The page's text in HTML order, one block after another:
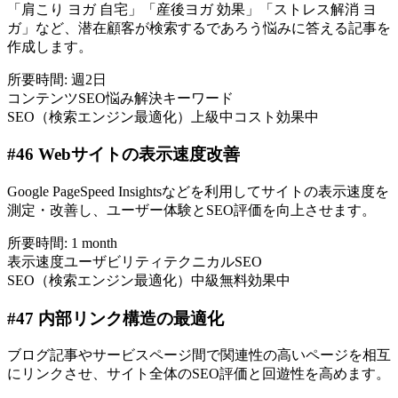
「肩こり ヨガ 自宅」「産後ヨガ 効果」「ストレス解消 ヨ
ガ」など、潜在顧客が検索するであろう悩みに答える記事を
作成します。
所要時間: 週2日
コンテンツSEO悩み解決キーワード
SEO（検索エンジン最適化）
上級中コスト 効果中
#46 Webサイトの表示速度改善
Google PageSpeed Insightsなどを利用してサイトの表示速度を
測定・改善し、ユーザー体験とSEO評価を向上させます。
所要時間: 1 month
表示速度ユーザビリティ テクニカルSEO
SEO（検索エンジン最適化） 中級無料効果中
#47 内部リンク構造の最適化
ブログ記事やサービスページ間で関連性の高いページを相互
にリンクさせ、サイト全体のSEO評価と回遊性を高めます。